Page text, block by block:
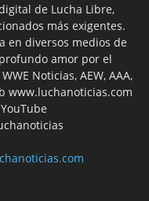
de Lucha Libre,
más exigentes.
en diversos medios de
amor por el
Noticias, AEW, AAA,
www.luchanoticias.com